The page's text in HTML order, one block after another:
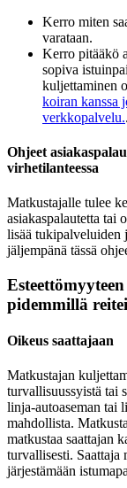
Kerro miten
varataan.
Kerro pitääkö
sopiva
kuljettaminen
koiran kanssa
verkkopalvelu..
Ohjeet
virhetilanteessa
Matkustajalle tulee
asiakaspalautetta tai
lisää tukipalveluiden
jäljempänä tässä
pidemmillä
Oikeus saattajaan
Matkustajan
turvallisuussyistä tai
linja-autoaseman tai
mahdollista.
matkustaa saattajan
turvallisesti. Saattaja
järjestämään